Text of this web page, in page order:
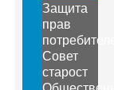
Защита
прав
Совет
старост